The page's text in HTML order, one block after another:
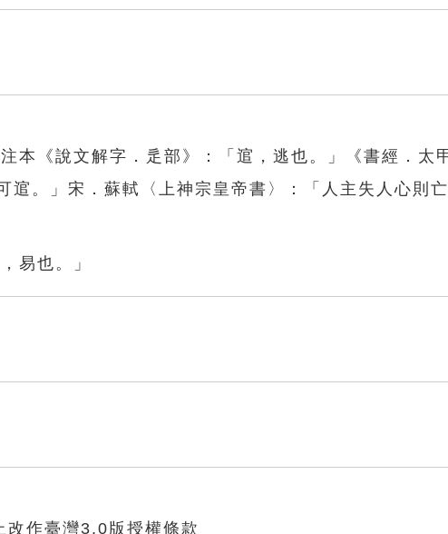
本《說文解字．辵部》：「逭，逃也。」《書經．太
逭。」宋．蘇軾〈上神宗皇帝書〉：「人主失人心則
易也。」
作臺灣3.0版授權條款